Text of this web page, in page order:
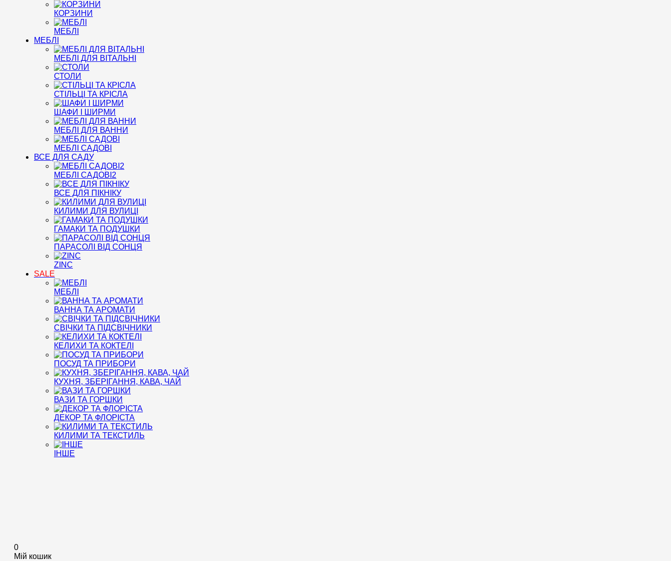
КОРЗИНИ
МЕБЛІ
МЕБЛІ
МЕБЛІ ДЛЯ ВІТАЛЬНІ
СТОЛИ
СТІЛЬЦІ ТА КРІСЛА
ШАФИ І ШИРМИ
МЕБЛІ ДЛЯ ВАННИ
МЕБЛІ САДОВІ
ВСЕ ДЛЯ САДУ
МЕБЛІ САДОВІ2
ВСЕ ДЛЯ ПІКНІКУ
КИЛИМИ ДЛЯ ВУЛИЦІ
ГАМАКИ ТА ПОДУШКИ
ПАРАСОЛІ ВІД СОНЦЯ
ZINC
SALE
МЕБЛІ
ВАННА ТА АРОМАТИ
СВІЧКИ ТА ПІДСВІЧНИКИ
КЕЛИХИ ТА КОКТЕЛІ
ПОСУД ТА ПРИБОРИ
КУХНЯ, ЗБЕРІГАННЯ, КАВА, ЧАЙ
ВАЗИ ТА ГОРШКИ
ДЕКОР ТА ФЛОРІСТА
КИЛИМИ ТА ТЕКСТИЛЬ
ІНШЕ
0
Мій кошик